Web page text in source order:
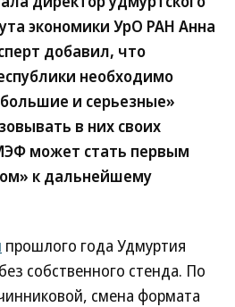
экономики УрО РАН Анна
добавил, что
необходимо
и серьезные»
в них своих
может стать первым
к дальнейшему
прошлого года Удмуртия
собственного стенда. По
смена формата